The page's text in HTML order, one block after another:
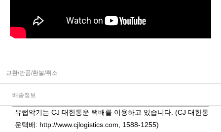
교환/반품/환불/취소
배송정보
유럽악기는 CJ 대한통운 택배를 이용하고 있습니다. (CJ 대한통
운택배: http://www.cjlogistics.com , 1588-1255)